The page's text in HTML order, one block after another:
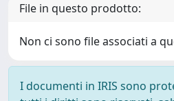
File in questo prodotto:
Non ci sono file associati a
I documenti in IRIS sono